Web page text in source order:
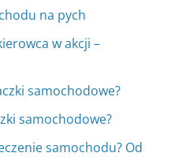
na pych
w akcji –
samochodowe?
samochodowe?
samochodu? Od